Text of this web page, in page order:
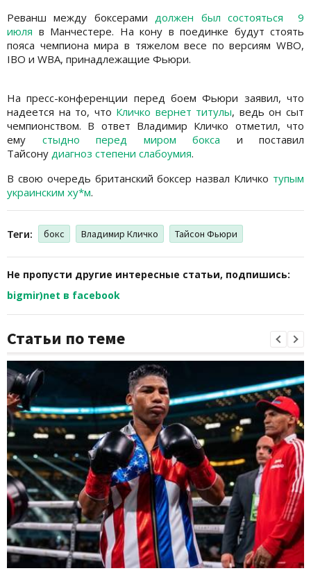
Реванш между боксерами должен был состояться 9
июля в Манчестере. На кону в поединке будут стоять
пояса чемпиона мира в тяжелом весе по версиям WBO,
IBO и WBA, принадлежащие Фьюри.
На пресс-конференции перед боем Фьюри заявил, что
надеется на то, что Кличко вернет титулы, ведь он сыт
чемпионством. В ответ Владимир Кличко отметил, что
ему стыдно перед миром бокса и поставил
Тайсону диагноз степени слабоумия.
В свою очередь британский боксер назвал Кличко тупым
украинским ху*м.
Теги: бокс Владимир Кличко Тайсон Фьюри
Не пропусти другие интересные статьи, подпишись:
bigmir)net в facebook
Статьи по теме